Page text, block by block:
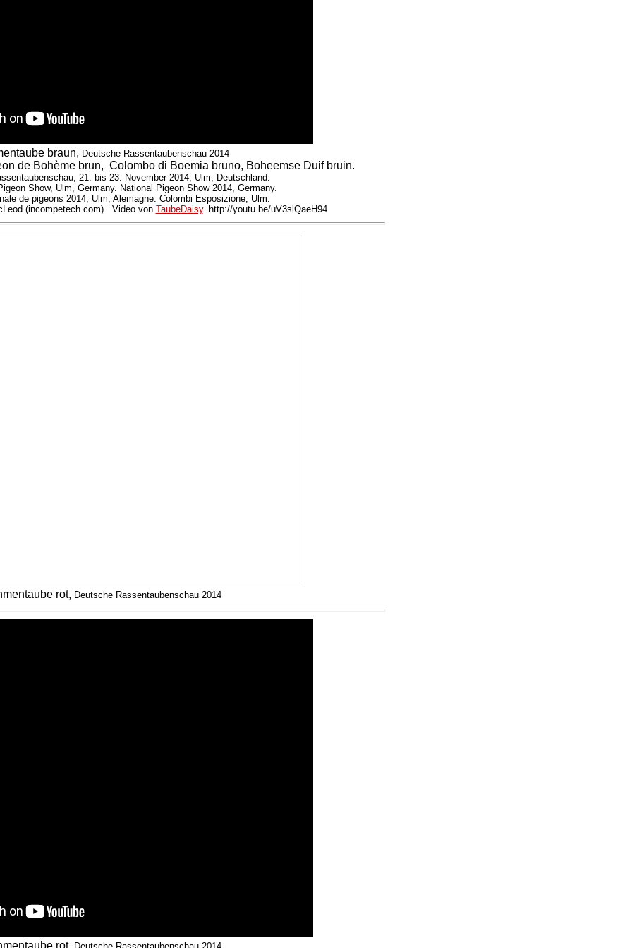
braun, Deutsche Rassentaubenschau 2014
de Bohème brun, Colombo di Boemia bruno, Boheemse Duif bruin.
21. bis 23. November 2014, Ulm, Deutschland.
Show, Ulm, Germany. National Pigeon Show 2014, Germany.
de pigeons 2014, Ulm, Alemagne. Colombi Esposizione, Ulm.
(incompetech.com) Video von TaubeDaisy. http://youtu.be/uV3slQaeH94
rot, Deutsche Rassentaubenschau 2014
rot,